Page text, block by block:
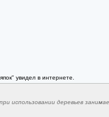
увидел в интернете.
использовании деревьев